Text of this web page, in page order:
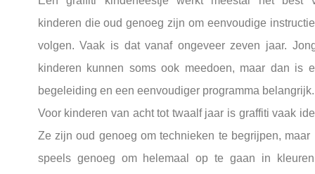
kinderen die oud genoeg zijn om eenvoudige
volgen. Vaak is dat vanaf ongeveer zeven jaar.
kinderen kunnen soms ook meedoen, maar dan is
begeleiding en een eenvoudiger programma belangrijk.
Voor kinderen van acht tot twaalf jaar is graffiti vaak
Ze zijn oud genoeg om technieken te begrijpen, maar
speels genoeg om helemaal op te gaan in